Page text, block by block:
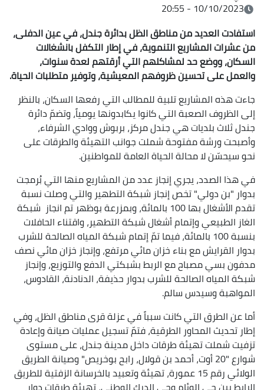
10/10/2023 - 20:55
استفادت العديد من مناطق الظل بدائرة جندل، في عين الدفلى،
من عشرات المشاريع التنموية، في إطار التكفل بانشغالات
السكان، ووضع حد لمشاكلهم التي أرقتهم لعدة سنوات،
والعمل على تحسين ظروفهم المعيشية، وتوفير متطلبات الحياة.
جاءت هذه المشاريع تلبية للمطالب التي رفعها السكان، بالنظر
إلى الظروف الصعبة التي كانوا يكابدونها يومياً، وتضمّ دائرة
جندل ثلاث بلديات هي جندل مركز، بربوش ووادي الشرفاء،
وأصبحت ورشة مفتوحة شملت جوانب التهيئة والطرقات على
نحو سيحسّن لا محالة الحياة العامة للمواطنين.
في هذا الصدد، يجري إنجاز عدد من المشاريع منها التي بُرمجت
بدوار "بن دولي" تخص إنجاز شبكة التطهير والتي وصلت نسبة
تقدم الأشغال بها 100 بالمائة، وبمزرعة بوظهر تم انجاز شبكة
الغاز الطبيعي وإتمام أشغال شبكة التطهير، واقتناء الحافلات
بنسبة 100 بالمائة، فيما تمّ إتمام شبكة المياه الصالحة للشرب
بدوار القرايش مع بناء خزان مائي مرتفع، وإنجاز خزان مائي نصف
مدفون بسي مصباح مع الربط بشبكتي الدفع والتوزيع، وإنجاز
شبكة المياه الصالحة للشرب بدوار حذيفة، الدنادنة، القادوس،
المواهبة وسيدس سالم.
أما عن الطرق التي كانت سبباً في عزلة قرى مناطق الظل، وفي
إطار تحديث المحاور الطرقية، فتمّ تسجيل عمليات صيانة وإعادة
تزفيت شملت تهيئة طرقات داخل مدينة جندل، على مستوى
شوارع "20 أوت، أحمد بن قولال، رابح بوخريص" وصيانة الطريق
الولائي رقم 15 عمورة، تهيئة وتعبيد بالخرسانة الزفتية للطريق